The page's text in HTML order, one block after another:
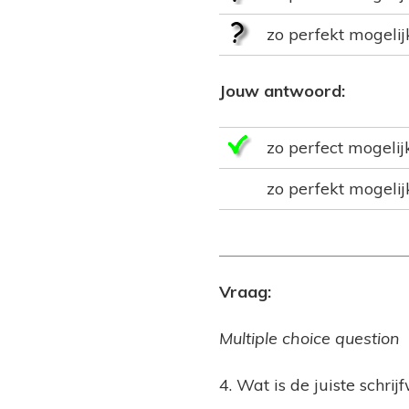
zo perfekt
Jouw antwoord:
zo perfect
zo perfekt
Vraag:
Multiple choice question
4. Wat is de juiste